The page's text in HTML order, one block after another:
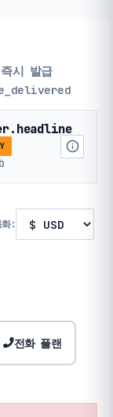
시 발급
화:
전화 플랜